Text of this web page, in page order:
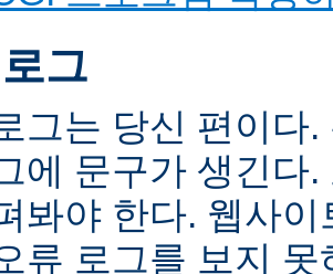
그
그는 당신 편이다
에 문구가 생긴다
봐야 한다. 웹사
류 로그를 보지